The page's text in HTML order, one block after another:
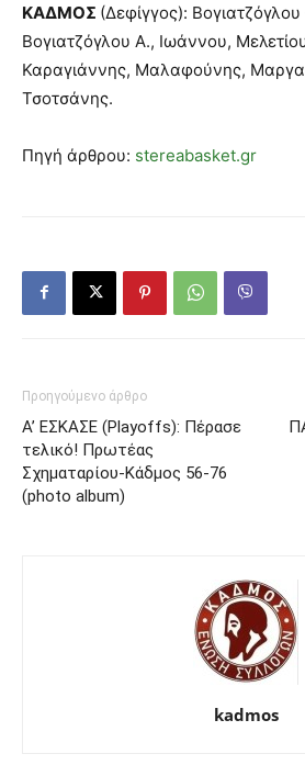
ΚΑΔΜΟΣ (Δεφίγγος):
Βογιατζόγλου Α., Ιωάννου,
Καραγιάννης, Μαλαφούνης,
Τσοτσάνης.
Πηγή άρθρου: stereabasket.gr
Προηγούμενο άρθρο
Α’ ΕΣΚΑΣΕ (Playoffs): Πέρασε
τελικό! Πρωτέας
Σχηματαρίου-Κάδμος 56-76
(photo album)
kadmos